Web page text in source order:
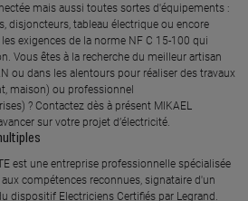
mais aussi toutes sortes d'équipements :
disjoncteurs, tableau électrique ou encore
exigences de la norme NF C 15-100 qui
Vous êtes à la recherche du meilleur artisan
ou dans les alentours pour réaliser des travaux
maison) ou professionnel
? Contactez dès à présent MIKAEL
sur votre projet d’électricité.
est une entreprise professionnelle spécialisée
compétences reconnues, ​signataire d'un
dispositif Electriciens Certifiés par Legrand​.